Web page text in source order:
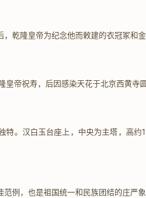
乾隆皇帝为纪念他而敕建的衣冠冢和金
帝祝寿，后因感染天花于北京西黄寺
特。汉白玉台座上，中央为主塔，高
例，也是祖国统一和民族团结的庄严